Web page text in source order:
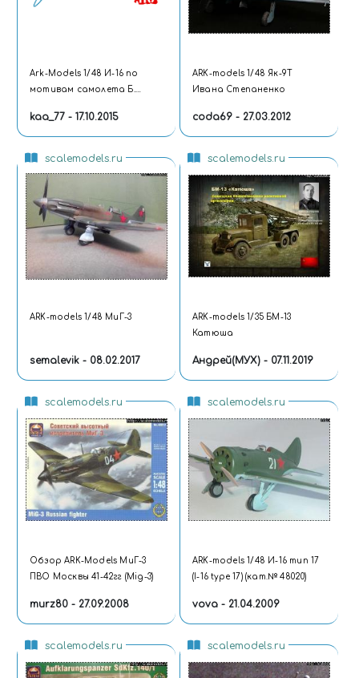
Ark-Models 1/48 И-16 по
мотивам самолета Б.
kaa_77 - 17.10.2015
ARK-models 1/48 Як-9Т
Ивана Степаненко
coda69 - 27.03.2012
scalemodels.ru
ARK-models 1/48 МиГ-3
semalevik - 08.02.2017
scalemodels.ru
ARK-models 1/35 БМ-13
Катюша
Андрей(МУХ) - 07.11.2019
scalemodels.ru
Обзор ARK-Models МиГ-3
ПВО Москвы 41-42гг (Mig-3)
murz80 - 27.09.2008
scalemodels.ru
ARK-models 1/48 И-16 тип 17
(I-16 type 17) (кат.№ 48020)
vova - 21.04.2009
scalemodels.ru scalemodels.ru